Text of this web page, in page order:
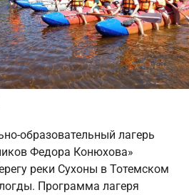
образовательный лагерь
Федора Конюхова»
реки Сухоны в Тотемском
Программа лагеря